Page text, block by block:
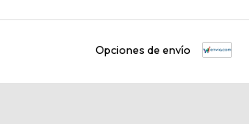
Opciones de envío